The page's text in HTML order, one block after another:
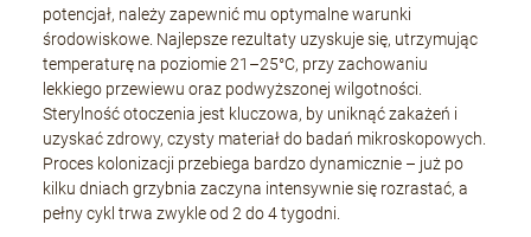
potencjał, należy zapewnić mu optymalne warunki
środowiskowe. Najlepsze rezultaty uzyskuje się, utrzymując
temperaturę na poziomie 21–25°C, przy zachowaniu
lekkiego przewiewu oraz podwyższonej wilgotności.
Sterylność otoczenia jest kluczowa, by uniknąć zakażeń i
uzyskać zdrowy, czysty materiał do badań mikroskopowych.
Proces kolonizacji przebiega bardzo dynamicznie – już po
kilku dniach grzybnia zaczyna intensywnie się rozrastać, a
pełny cykl trwa zwykle od 2 do 4 tygodni.